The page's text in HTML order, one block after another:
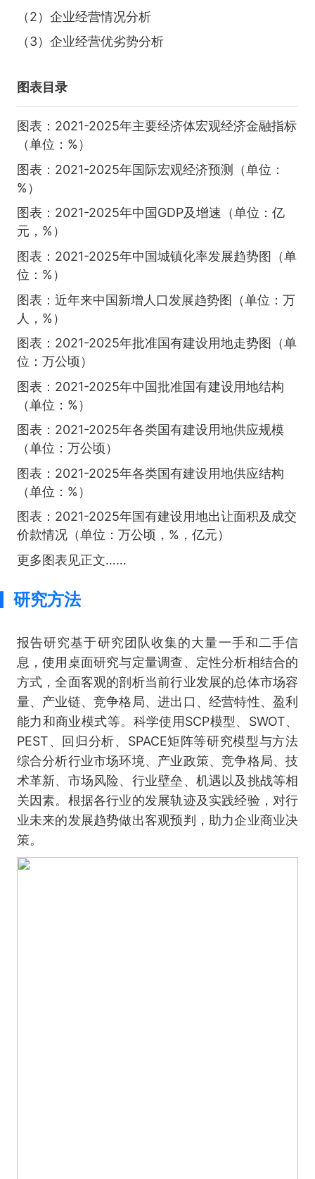
（2）企业经营情况分析
（3）企业经营优劣势分析
图表目录
图表：2021-2025年主要经济体宏观经济金融指标
（单位：%）
图表：2021-2025年国际宏观经济预测（单位：
%）
图表：2021-2025年中国GDP及增速（单位：亿
元，%）
图表：2021-2025年中国城镇化率发展趋势图（单
位：%）
图表：近年来中国新增人口发展趋势图（单位：万
人，%）
图表：2021-2025年批准国有建设用地走势图（单
位：万公顷）
图表：2021-2025年中国批准国有建设用地结构
（单位：%）
图表：2021-2025年各类国有建设用地供应规模
（单位：万公顷）
图表：2021-2025年各类国有建设用地供应结构
（单位：%）
图表：2021-2025年国有建设用地出让面积及成交
价款情况（单位：万公顷，%，亿元）
更多图表见正文……
研究方法
报告研究基于研究团队收集的大量一手和二手信
息，使用桌面研究与定量调查、定性分析相结合的
方式，全面客观的剖析当前行业发展的总体市场容
量、产业链、竞争格局、进出口、经营特性、盈利
能力和商业模式等。科学使用SCP模型、SWOT、
PEST、回归分析、SPACE矩阵等研究模型与方法
综合分析行业市场环境、产业政策、竞争格局、技
术革新、市场风险、行业壁垒、机遇以及挑战等相
关因素。根据各行业的发展轨迹及实践经验，对行
业未来的发展趋势做出客观预判，助力企业商业决
策。